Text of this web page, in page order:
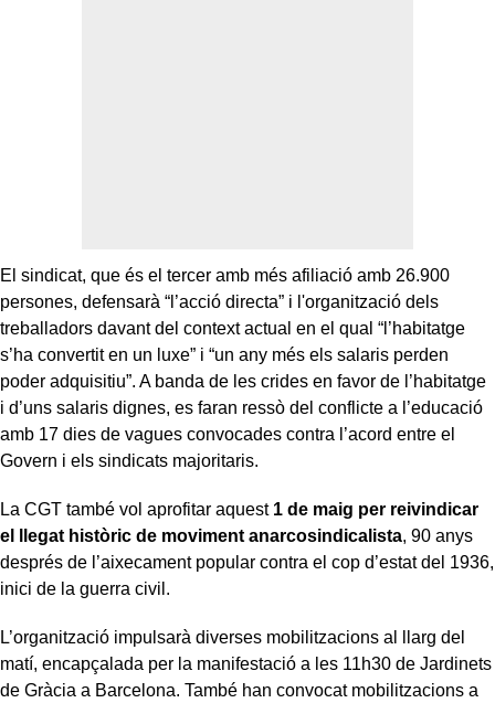
El sindicat, que és el tercer amb més afiliació amb 26.900
persones, defensarà “l’acció directa” i l'organització dels
treballadors davant del context actual en el qual “l’habitatge
s’ha convertit en un luxe” i “un any més els salaris perden
poder adquisitiu”. A banda de les crides en favor de l’habitatge
i d’uns salaris dignes, es faran ressò del conflicte a l’educació
amb 17 dies de vagues convocades contra l’acord entre el
Govern i els sindicats majoritaris.
La CGT també vol aprofitar aquest 1 de maig per reivindicar
el llegat històric de moviment anarcosindicalista, 90 anys
després de l’aixecament popular contra el cop d’estat del 1936,
inici de la guerra civil.
L’organització impulsarà diverses mobilitzacions al llarg del
matí, encapçalada per la manifestació a les 11h30 de Jardinets
de Gràcia a Barcelona. També han convocat mobilitzacions a